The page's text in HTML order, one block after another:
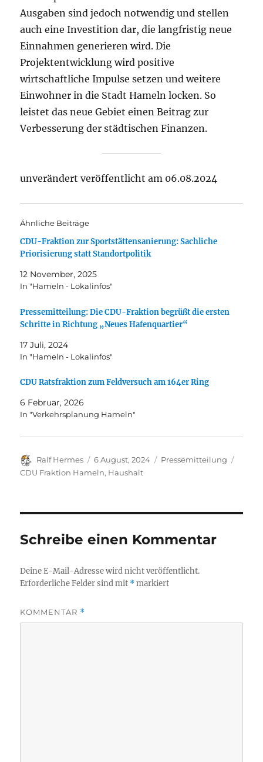
Ausgaben sind jedoch notwendig und stellen
auch eine Investition dar, die langfristig neue
Einnahmen generieren wird. Die
Projektentwicklung wird positive
wirtschaftliche Impulse setzen und weitere
Einwohner in die Stadt Hameln locken. So
leistet das neue Gebiet einen Beitrag zur
Verbesserung der städtischen Finanzen.
unverändert veröffentlicht am 06.08.2024
Ähnliche Beiträge
CDU-Fraktion zur Sportstättensanierung: Sachliche
Priorisierung statt Standortpolitik
12 November, 2025
In "Hameln - Lokalinfos"
Pressemitteilung: Die CDU-Fraktion begrüßt die ersten
Schritte in Richtung „Neues Hafenquartier“
17 Juli, 2024
In "Hameln - Lokalinfos"
CDU Ratsfraktion zum Feldversuch am 164er Ring
6 Februar, 2026
In "Verkehrsplanung Hameln"
Autor
Ralf Hermes
Veröffentlicht
am
6 August, 2024 Kategorien
Pressemitteilung
CDU Fraktion Hameln, Haushalt
Schreibe einen Kommentar
Deine E-Mail-Adresse wird nicht veröffentlicht.
Erforderliche Felder sind mit *markiert
KOMMENTAR *